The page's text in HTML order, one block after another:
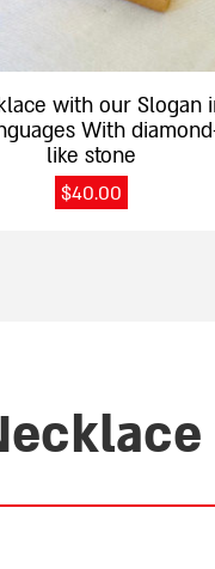
with our Slogan
With
like stone
$40.00